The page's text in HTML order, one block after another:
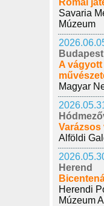
Római
Savaria
Múzeum
Budapest
A vágyott
Magyar
Varázsos
Alföldi
Herend
Herendi
Múzeum